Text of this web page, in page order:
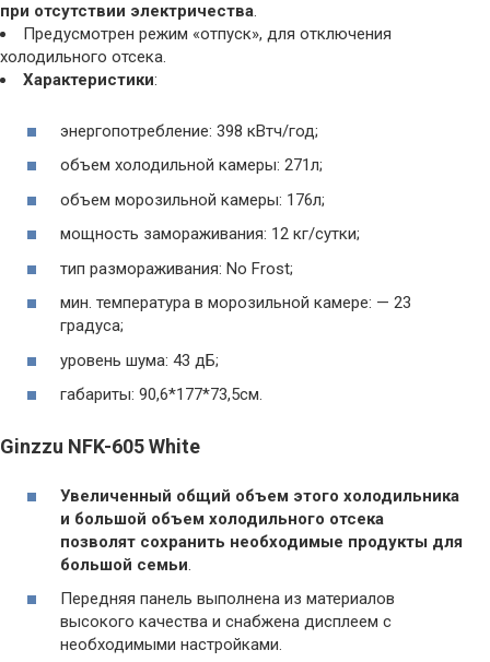
при отсутствии электричества.
Предусмотрен режим «отпуск», для отключения
холодильного отсека.
Характеристики:
энергопотребление: 398 кВтч/год;
объем холодильной камеры: 271л;
объем морозильной камеры: 176л;
мощность замораживания: 12 кг/сутки;
тип размораживания: No Frost;
мин. температура в морозильной камере: — 23
градуса;
уровень шума: 43 дБ;
габариты: 90,6*177*73,5см.
Ginzzu NFK-605 White
Увеличенный общий объем этого холодильника
и большой объем холодильного отсека
позволят сохранить необходимые продукты для
большой семьи.
Передняя панель выполнена из материалов
высокого качества и снабжена дисплеем с
необходимыми настройками.